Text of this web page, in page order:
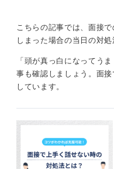
面接に通ることは採用
いのに、それが重大な
頭が真っ白になる学生
張があることも当然理
しかしずっとその状態
それは受け答えの良し
るはずの人が面接程
盾のワケが企業にはわ
こちらの記事では、面接
しまった場合の当日の対処
「頭が真っ白になってう
事も確認しましょう。面
しています。